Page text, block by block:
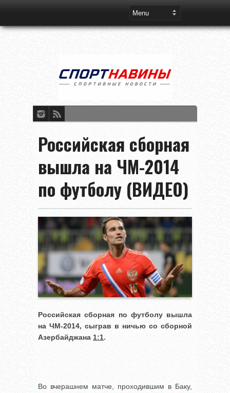
Российская сборная
вышла на ЧМ-2014
по футболу (ВИДЕО)
Российская сборная по футболу вышла
на ЧМ-2014, сыграв в ничью со сборной
Азербайджана 1:1.
Во вчерашнем матче, проходившим в Баку,